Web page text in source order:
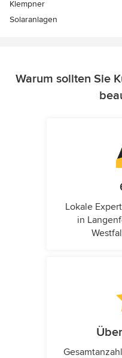
Klempner
Solaranlagen
Warum sollten Sie
Lokale
in